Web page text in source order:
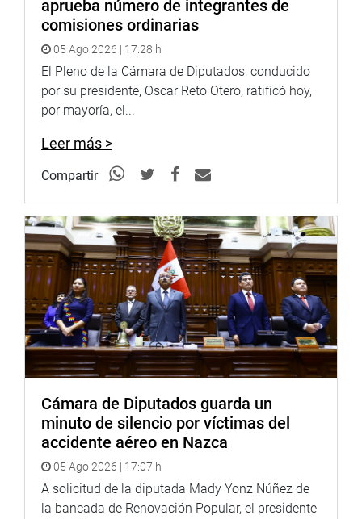
aprueba número de integrantes de
comisiones ordinarias
05 Ago 2026 | 17:28 h
El Pleno de la Cámara de Diputados, conducido
por su presidente, Oscar Reto Otero, ratificó hoy,
por mayoría, el...
Leer más >
Compartir
Cámara de Diputados guarda un
minuto de silencio por víctimas del
accidente aéreo en Nazca
05 Ago 2026 | 17:07 h
A solicitud de la diputada Mady Yonz Núñez de
la bancada de Renovación Popular, el presidente